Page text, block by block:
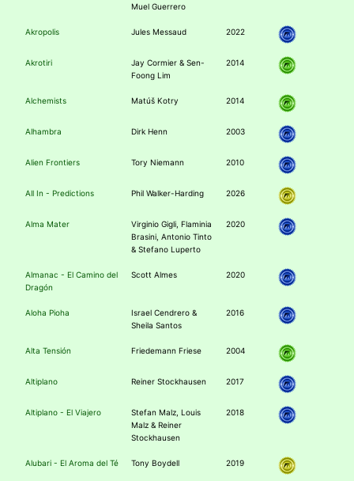
Muel Guerrero
Akropolis Jules Messaud 2022
Akrotiri
Jay Cormier & Sen-
Foong Lim
2014
Alchemists Matúš Kotry 2014
Alhambra Dirk Henn 2003
Alien Frontiers Tory Niemann 2010
All In - Predictions Phil Walker-Harding 2026
Alma Mater
Virginio Gigli, Flaminia
Brasini, Antonio Tinto
& Stefano Luperto
2020
Almanac - El Camino del
Dragón
Scott Almes 2020
Aloha Pioha
Israel Cendrero &
Sheila Santos
2016
Alta Tensión Friedemann Friese 2004
Altiplano Reiner Stockhausen 2017
Altiplano - El Viajero
Stefan Malz, Louis
Malz & Reiner
Stockhausen
2018
Alubari - El Aroma del Té Tony Boydell 2019